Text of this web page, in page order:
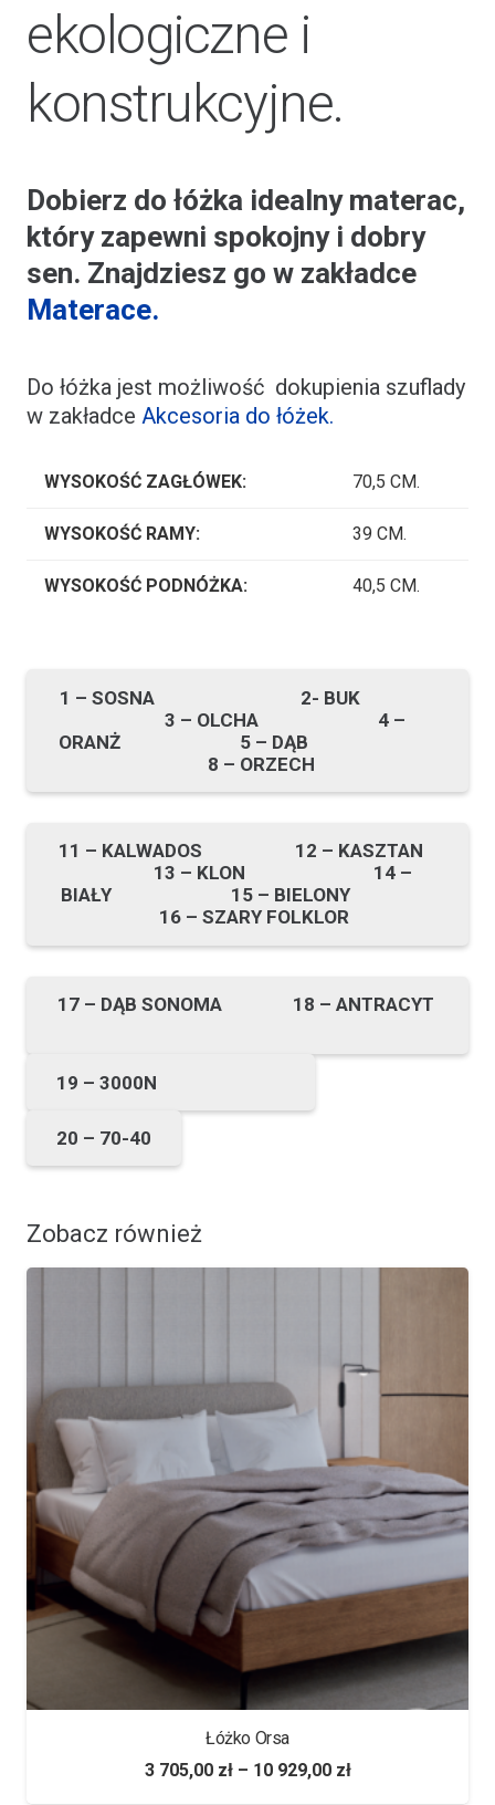
ekologiczne i
konstrukcyjne.
Dobierz do łóżka idealny materac,
który zapewni spokojny i dobry
sen. Znajdziesz go w zakładce
Materace.
Do łóżka jest możliwość dokupienia szuflady
w zakładce Akcesoria do łóżek.
WYSOKOŚĆ ZAGŁÓWEK: 70,5 CM.
WYSOKOŚĆ RAMY: 39 CM.
WYSOKOŚĆ PODNÓŻKA: 40,5 CM.
1 – SOSNA 2- BUK
3 – OLCHA 4 –
ORANŻ 5 – DĄB
8 – ORZECH
11 – KALWADOS 12 – KASZTAN
13 – KLON 14 –
BIAŁY 15 – BIELONY
16 – SZARY FOLKLOR
17 – DĄB SONOMA 18 – ANTRACYT
19 – 3000N
20 – 70-40
Zobacz również
Łóżko Orsa
3 705,00 zł– 10 929,00 zł